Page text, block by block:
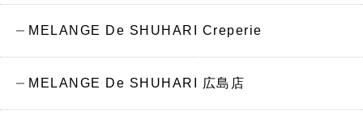
MELANGE De SHUHARI Creperie
MELANGE De SHUHARI 広島店